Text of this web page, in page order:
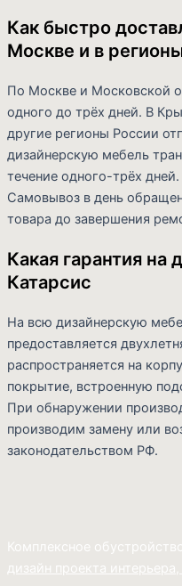
Как быстро
Москве и в
По Москве и Московской
одного до трёх дней. В
другие регионы России
дизайнерскую мебель
течение одного-трёх
Самовывоз в день
товара до завершения
Какая гарантия на
Катарсис
На всю дизайнерскую
предоставляется
распространяется на
покрытие, встроенную
При обнаружении
производим замену или
законодательством РФ.
Комплексное
дизайн проекта интерьера,